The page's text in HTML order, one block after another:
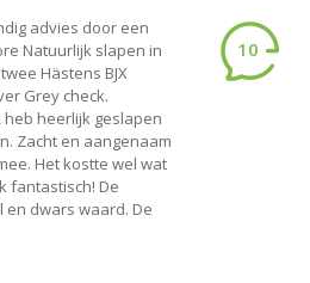
advies door een
Natuurlijk slapen in
Hästens BJX
Grey check.
heb heerlijk geslapen
Zacht en aangenaam
Het kostte wel wat
fantastisch! De
dwars waard. De
10